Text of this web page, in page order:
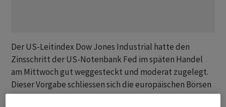
Der US-Leitindex Dow Jones Industrial hatte den
Zinsschritt der US-Notenbank Fed im späten Handel
am Mittwoch gut weggesteckt und moderat zugelegt.
Dieser Vorgabe schliessen sich die europäischen Börsen
nun an.